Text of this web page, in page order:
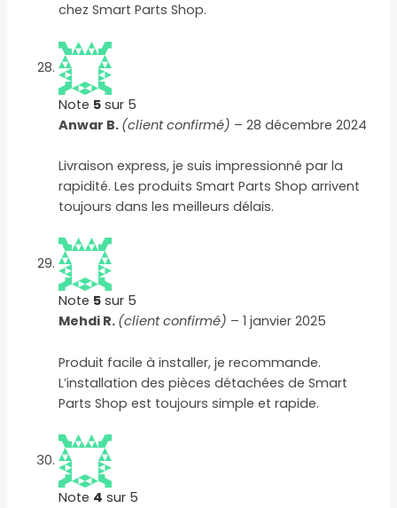
chez Smart Parts Shop.
Note 5 sur 5
Anwar B. (client confirmé) – 28 décembre 2024
Livraison express, je suis impressionné par la
rapidité. Les produits Smart Parts Shop arrivent
toujours dans les meilleurs délais.
Note 5 sur 5
Mehdi R. (client confirmé) – 1 janvier 2025
Produit facile à installer, je recommande.
L’installation des pièces détachées de Smart
Parts Shop est toujours simple et rapide.
Note 4 sur 5